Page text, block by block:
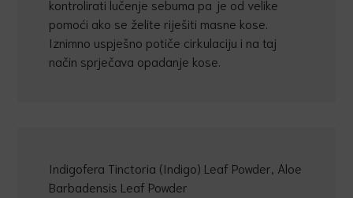
kontrolirati lučenje sebuma pa je od velike
pomoći ako se želite riješiti masne kose.
Iznimno uspješno potiče cirkulaciju i na taj
način sprječava opadanje kose.
Indigofera Tinctoria (Indigo) Leaf Powder, Aloe
Barbadensis Leaf Powder